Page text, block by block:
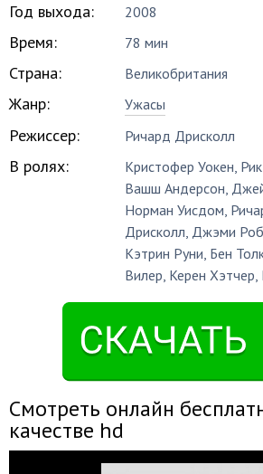
Год выхода: 2008
Время: 78 мин
Страна: Великобритания
Жанр: Ужасы
Режиссер: Ричард Дрисколл
В ролях: Кристофер Уокен,
Вашш Андерсон,
Норман Уисдом,
Дрисколл, Джэми
Кэтрин Руни, Бен
Вилер, Керен Хэтчер,
Смотреть онлайн
качестве hd